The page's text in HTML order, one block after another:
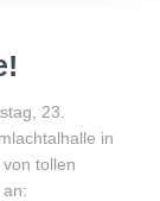
23.
in
tollen